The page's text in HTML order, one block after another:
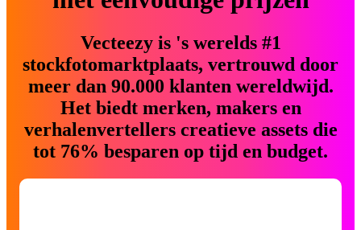
Vecteezy is 's werelds #1
stockfotomarktplaats, vertrouwd door
meer dan 90.000 klanten wereldwijd.
Het biedt merken, makers en
verhalenvertellers creatieve assets die
tot 76% besparen op tijd en budget.